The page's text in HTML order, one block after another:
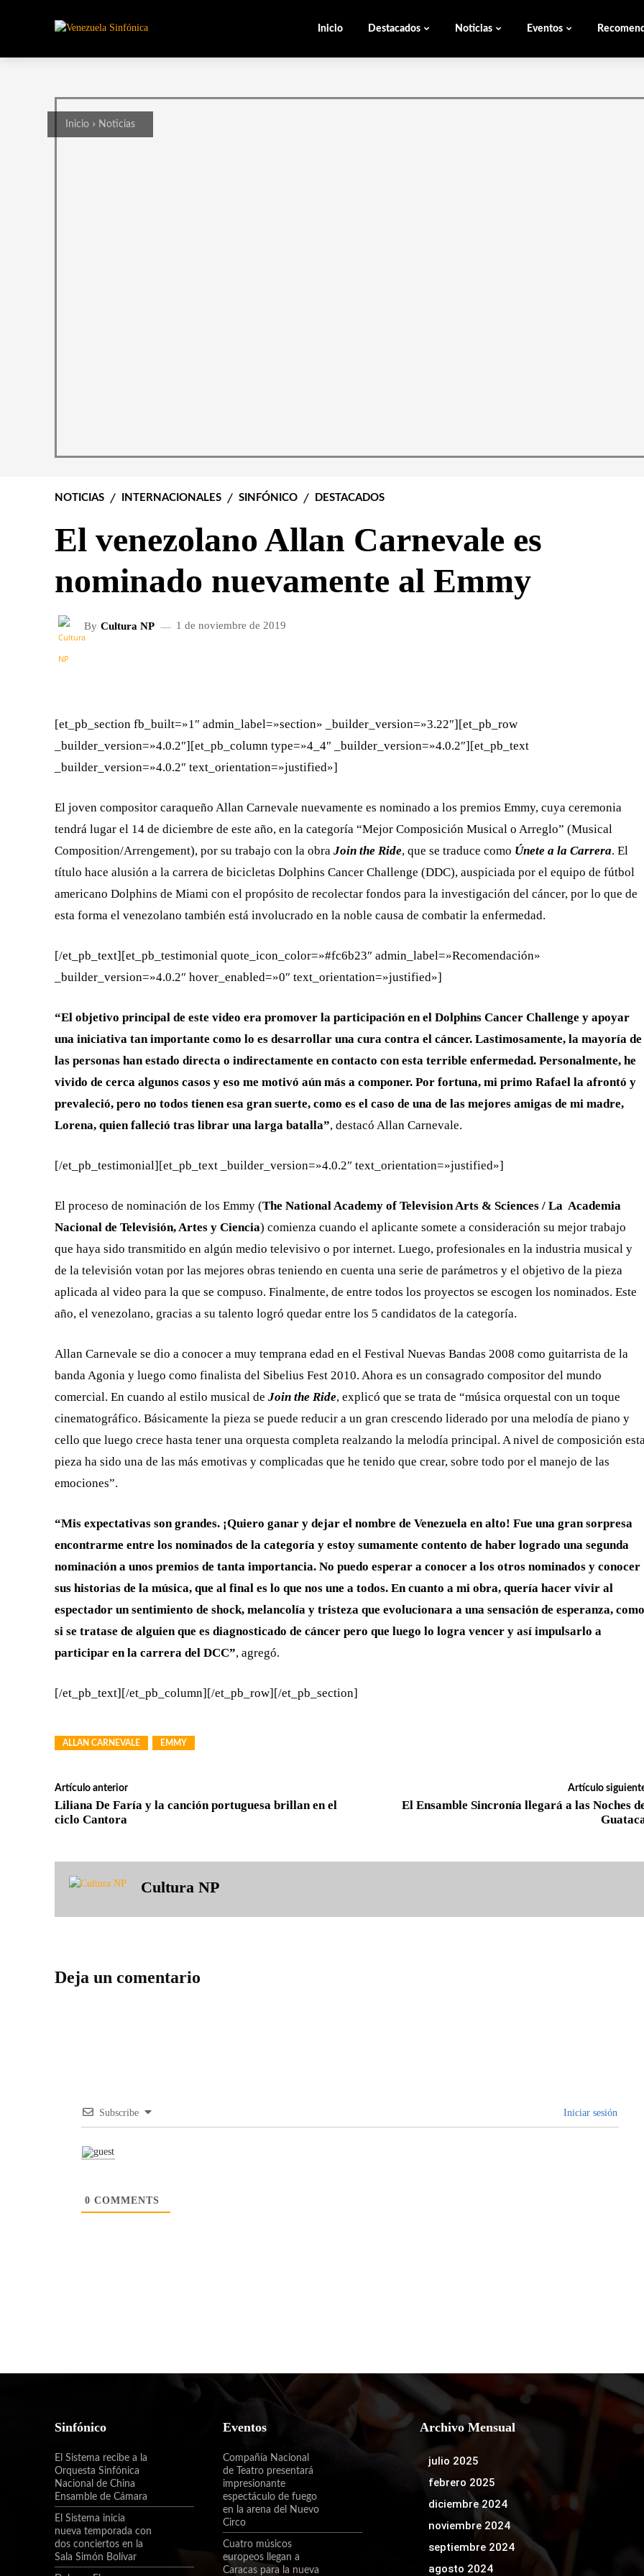
Inicio Destacados Noticias Eventos
Inicio Noticias
NOTICIAS INTERNACIONALES SINFÓNICO DESTACADOS
El venezolano Allan Carnevale es
nominado nuevamente al Emmy
By Cultura NP 1 de noviembre de 2019
[et_pb_section fb_built=»1″ admin_label=»section» _builder_version=»3.22″][et_pb_row
_builder_version=»4.0.2″][et_pb_column type=»4_4″ _builder_version=»4.0.2″][et_pb_text
_builder_version=»4.0.2″ text_orientation=»justified»]
El joven compositor caraqueño Allan Carnevale nuevamente es nominado a los premios Emmy, cuya ceremonia
tendrá lugar el 14 de diciembre de este año, en la categoría “Mejor Composición Musical o Arreglo” (Musical
Composition/Arrengement), por su trabajo con la obra Join the Ride, que se traduce como Únete a la Carrera. El
título hace alusión a la carrera de bicicletas Dolphins Cancer Challenge (DDC), auspiciada por el equipo de fútbol
americano Dolphins de Miami con el propósito de recolectar fondos para la investigación del cáncer, por lo que de
esta forma el venezolano también está involucrado en la noble causa de combatir la enfermedad.
[/et_pb_text][et_pb_testimonial quote_icon_color=»#fc6b23″ admin_label=»Recomendación»
_builder_version=»4.0.2″ hover_enabled=»0″ text_orientation=»justified»]
“El objetivo principal de este video era promover la participación en el Dolphins Cancer Challenge y apoyar
una iniciativa tan importante como lo es desarrollar una cura contra el cáncer. Lastimosamente, la mayoría de
las personas han estado directa o indirectamente en contacto con esta terrible enfermedad. Personalmente, he
vivido de cerca algunos casos y eso me motivó aún más a componer. Por fortuna, mi primo Rafael la afrontó y
prevaleció, pero no todos tienen esa gran suerte, como es el caso de una de las mejores amigas de mi madre,
Lorena, quien falleció tras librar una larga batalla”, destacó Allan Carnevale.
[/et_pb_testimonial][et_pb_text _builder_version=»4.0.2″ text_orientation=»justified»]
El proceso de nominación de los Emmy (The National Academy of Television Arts & Sciences / La Academia
Nacional de Televisión, Artes y Ciencia) comienza cuando el aplicante somete a consideración su mejor trabajo
que haya sido transmitido en algún medio televisivo o por internet. Luego, profesionales en la industria musical y
de la televisión votan por las mejores obras teniendo en cuenta una serie de parámetros y el objetivo de la pieza
aplicada al video para la que se compuso. Finalmente, de entre todos los proyectos se escogen los nominados. Este
año, el venezolano, gracias a su talento logró quedar entre los 5 candidatos de la categoría.
Allan Carnevale se dio a conocer a muy temprana edad en el Festival Nuevas Bandas 2008 como guitarrista de la
banda Agonia y luego como finalista del Sibelius Fest 2010. Ahora es un consagrado compositor del mundo
comercial. En cuando al estilo musical de Join the Ride, explicó que se trata de “música orquestal con un toque
cinematográfico. Básicamente la pieza se puede reducir a un gran crescendo liderado por una melodía de piano y
cello que luego crece hasta tener una orquesta completa realzando la melodía principal. A nivel de composición
pieza ha sido una de las más emotivas y complicadas que he tenido que crear, sobre todo por el manejo de las
emociones”.
“Mis expectativas son grandes. ¡Quiero ganar y dejar el nombre de Venezuela en alto! Fue una gran sorpresa
encontrarme entre los nominados de la categoría y estoy sumamente contento de haber logrado una segunda
nominación a unos premios de tanta importancia. No puedo esperar a conocer a los otros nominados y conocer
sus historias de la música, que al final es lo que nos une a todos. En cuanto a mi obra, quería hacer vivir al
espectador un sentimiento de shock, melancolía y tristeza que evolucionara a una sensación de esperanza, como
si se tratase de alguien que es diagnosticado de cáncer pero que luego lo logra vencer y así impulsarlo a
participar en la carrera del DCC”, agregó.
[/et_pb_text][/et_pb_column][/et_pb_row][/et_pb_section]
ALLAN CARNEVALE EMMY
Artículo anterior
Liliana De Faría y la canción portuguesa brillan en el
ciclo Cantora
Artículo
El Ensamble Sincronía llegará a las Noches
Cultura NP
Deja un comentario
Subscribe Iniciar sesión
0 COMMENTS
Sinfónico
El Sistema recibe a la
Orquesta Sinfónica
Nacional de China
Ensamble de Cámara
El Sistema inicia
nueva temporada con
dos conciertos en la
Sala Simón Bolívar
Eventos
Compañía Nacional
de Teatro presentará
impresionante
espectáculo de fuego
en la arena del Nuevo
Circo
Cuatro músicos
europeos llegan a
Caracas para la nueva
Archivo Mensual
julio 2025
febrero 2025
diciembre 2024
noviembre 2024
septiembre 2024
agosto 2024